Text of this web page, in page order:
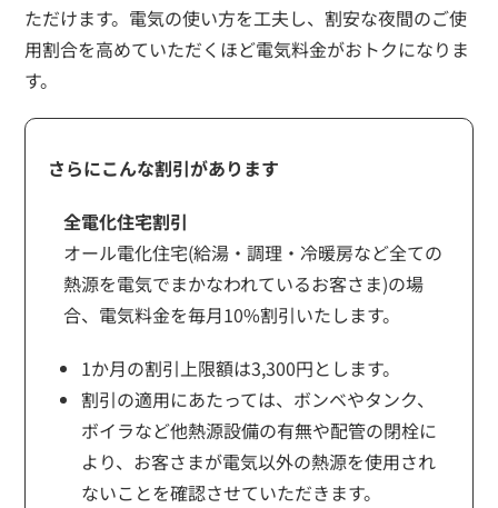
ただけます。電気の使い方を工夫し、割安な夜間のご使
用割合を高めていただくほど電気料金がおトクになりま
す。
さらにこんな割引があります
全電化住宅割引
オール電化住宅(給湯・調理・冷暖房など全ての
熱源を電気でまかなわれているお客さま)の場
合、電気料金を毎月10%割引いたします。
1か月の割引上限額は3,300円とします。
割引の適用にあたっては、ボンベやタンク、
ボイラなど他熱源設備の有無や配管の閉栓に
より、お客さまが電気以外の熱源を使用され
ないことを確認させていただきます。